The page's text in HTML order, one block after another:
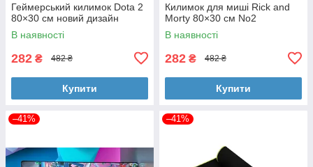
Геймерський килимок Dota 2
80×30 см новий дизайн
В наявності
282 ₴ 482 ₴
Купити
Килимок для миші Rick and
Morty 80×30 см No2
В наявності
282 ₴ 482 ₴
Купити
–41% –41%